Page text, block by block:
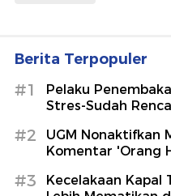
Berita Terpopuler
#1
Pelaku
Stres-Sudah
#2
UGM Nonaktifkan
Komentar 'Orang
#3
Kecelakaan Kapal